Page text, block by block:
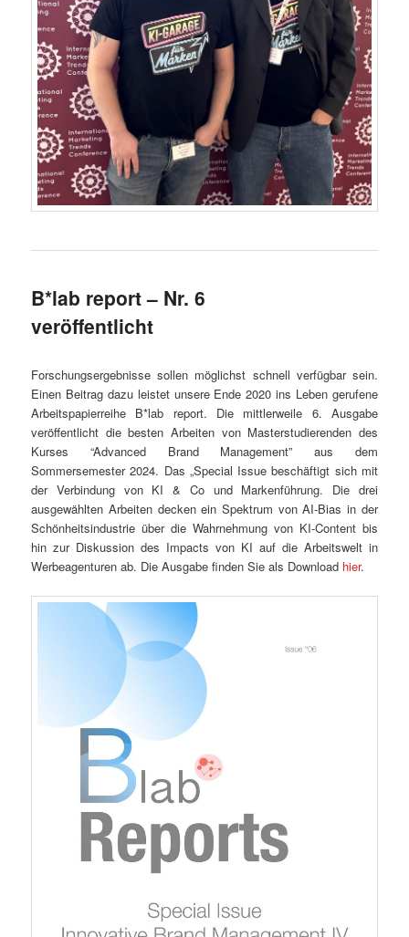
B*lab report – Nr. 6
veröffentlicht
Forschungsergebnisse sollen möglichst schnell verfügbar sein.
Einen Beitrag dazu leistet unsere Ende 2020 ins Leben gerufene
Arbeitspapierreihe B*lab report. Die mittlerweile 6. Ausgabe
veröffentlicht die besten Arbeiten von Masterstudierenden des
Kurses “Advanced Brand Management” aus dem
Sommersemester 2024. Das „Special Issue beschäftigt sich mit
der Verbindung von KI & Co und Markenführung. Die drei
ausgewählten Arbeiten decken ein Spektrum von AI-Bias in der
Schönheitsindustrie über die Wahrnehmung von KI-Content bis
hin zur Diskussion des Impacts von KI auf die Arbeitswelt in
Werbeagenturen ab. Die Ausgabe finden Sie als Download hier.